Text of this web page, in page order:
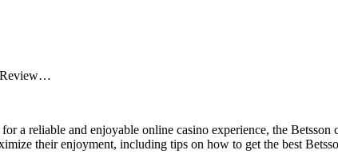
Review…
a reliable and enjoyable online casino experience, the
their enjoyment, including tips on how to get the best